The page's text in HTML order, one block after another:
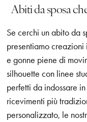
Abiti da sposa
Se cerchi un abito da
presentiamo
e gonne piene di
silhouette con linee
perfetti da indossare
ricevimenti più
personalizzato, le